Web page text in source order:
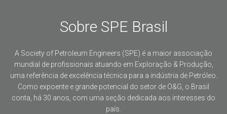
Sobre SPE Brasil
A Society of Petroleum Engineers (SPE) é a maior associação
mundial de profissionais atuando em Exploração & Produção,
uma referência de excelência técnica para a indústria de Petróleo.
Como expoente e grande potencial do setor de O&G, o Brasil
conta, há 30 anos, com uma seção dedicada aos interesses do
país.